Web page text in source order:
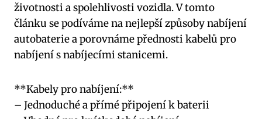
životnosti a spolehlivosti ⁢vozidla. V tomto⁤
článku se ​podíváme na nejlepší způsoby nabíjení
⁣autobaterie ⁤a porovnáme⁤ přednosti kabelů pro
nabíjení s nabíjecími stanicemi.
**Kabely pro nabíjení:**
– Jednoduché a ⁢přímé připojení ⁣k baterii